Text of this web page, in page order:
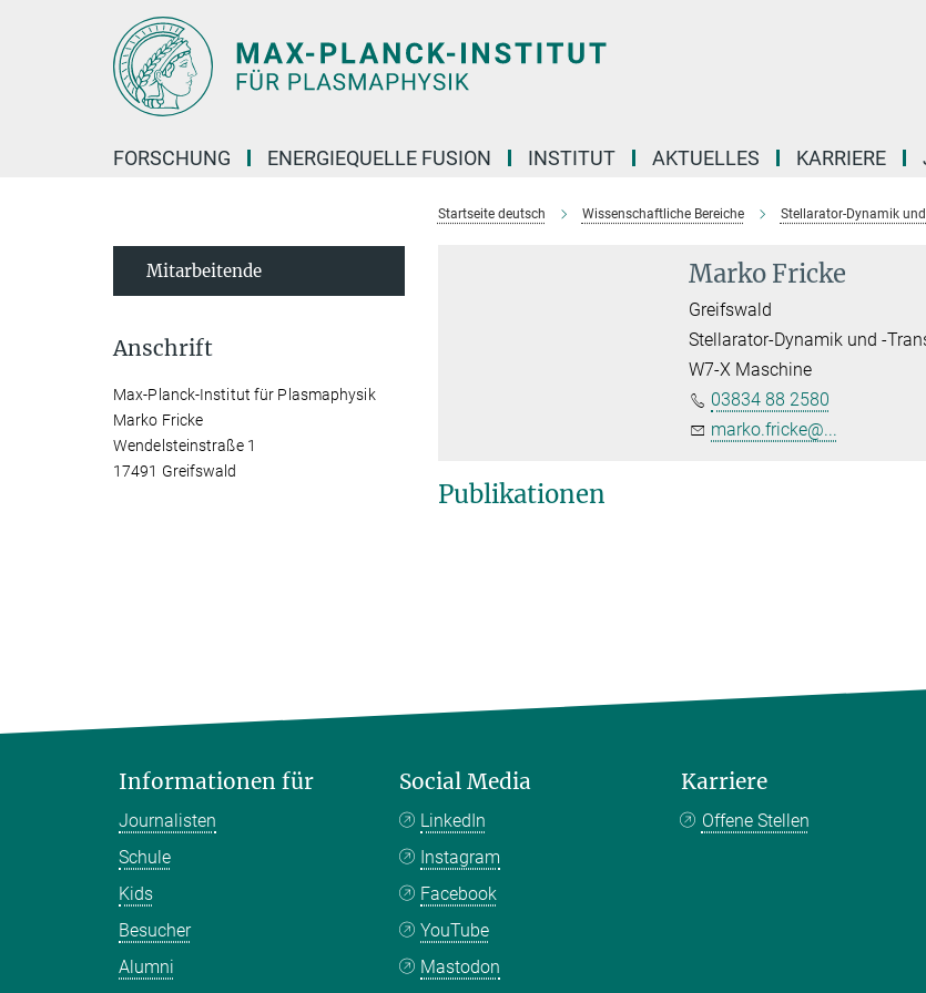
FORSCHUNG ENERGIEQUELLE FUSION INSTITUT AKTUELLES KARRIERE
Startseite deutsch Wissenschaftliche Bereiche Stellarator-Dynamik
Marko Fricke
Greifswald
Stellarator-Dynamik und -
W7-X Maschine
03834 88 2580
marko.fricke@...
Publikationen
Mitarbeitende
Anschrift
Max-Planck-Institut für Plasmaphysik
Marko Fricke
Wendelsteinstraße 1
17491 Greifswald
Informationen für
Journalisten
Schule
Kids
Besucher
Alumni
Social Media
LinkedIn
Instagram
Facebook
YouTube
Mastodon
Karriere
Offene Stellen